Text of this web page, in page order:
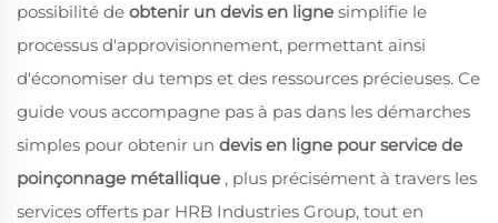
possibilité de obtenir un devis en ligne simplifie le
processus d'approvisionnement, permettant ainsi
d'économiser du temps et des ressources précieuses. Ce
guide vous accompagne pas à pas dans les démarches
simples pour obtenir un devis en ligne pour service de
poinçonnage métallique , plus précisément à travers les
services offerts par HRB Industries Group, tout en